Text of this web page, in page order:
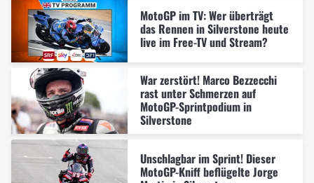
MotoGP im TV: Wer überträgt
das Rennen in Silverstone heute
live im Free-TV und Stream?
War zerstört! Marco Bezzecchi
rast unter Schmerzen auf
MotoGP-Sprintpodium in
Silverstone
Unschlagbar im Sprint! Dieser
MotoGP-Kniff beflügelte Jorge